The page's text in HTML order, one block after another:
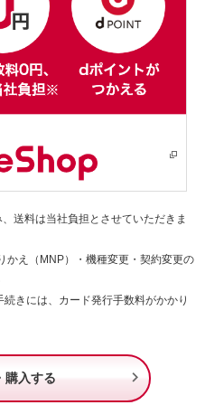
送料は当社負担とさせていただきま
かえ（MNP）・機種変更・契約変更の
続きには、カード発行手数料がかかり
購入する 